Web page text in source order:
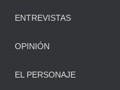
ENTREVISTAS
OPINIÓN
EL PERSONAJE